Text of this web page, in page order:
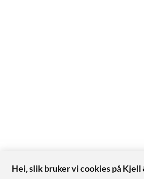
Hei, slik bruker vi cookies på Kjell